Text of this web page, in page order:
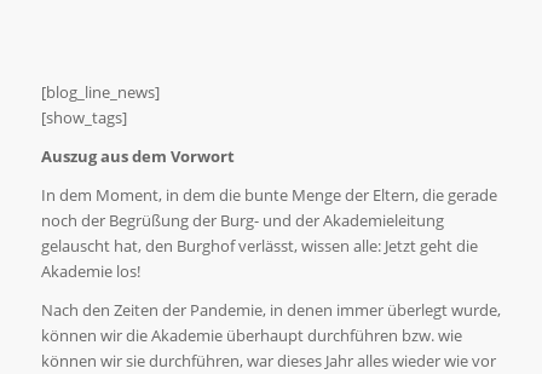
[blog_line_news]
[show_tags]
Auszug aus dem Vorwort
In dem Moment, in dem die bunte Menge der Eltern, die gerade
noch der Begrüßung der Burg- und der Akademieleitung
gelauscht hat, den Burghof verlässt, wissen alle: Jetzt geht die
Akademie los!
Nach den Zeiten der Pandemie, in denen immer überlegt wurde,
können wir die Akademie überhaupt durchführen bzw. wie
können wir sie durchführen, war dieses Jahr alles wieder wie vor